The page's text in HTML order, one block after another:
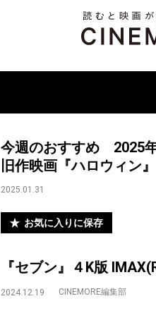
今週のおすすめ 2025
旧作映画『ハロウィン』
2025.01.31
お気に入りに保存
『セブン』４K版
2024.12.19 CINEMORE編集部